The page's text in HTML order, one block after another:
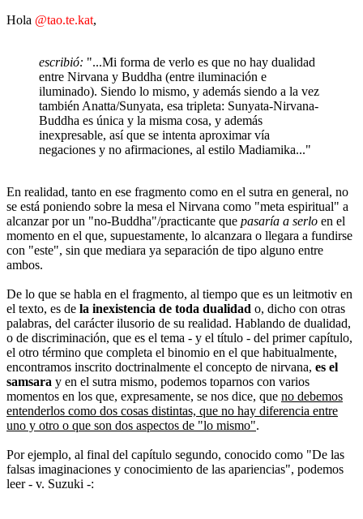
Hola @tao.te.kat,
escribió: "...Mi forma de verlo es que no hay dualidad
entre Nirvana y Buddha (entre iluminación e
iluminado). Siendo lo mismo, y además siendo a la vez
también Anatta/Sunyata, esa tripleta: Sunyata-Nirvana-
Buddha es única y la misma cosa, y además
inexpresable, así que se intenta aproximar vía
negaciones y no afirmaciones, al estilo Madiamika..."
En realidad, tanto en ese fragmento como en el sutra en general, no
se está poniendo sobre la mesa el Nirvana como "meta espiritual" a
alcanzar por un "no-Buddha"/practicante que pasaría a serlo en el
momento en el que, supuestamente, lo alcanzara o llegara a fundirse
con "este", sin que mediara ya separación de tipo alguno entre
ambos.
De lo que se habla en el fragmento, al tiempo que es un leitmotiv en
el texto, es de la inexistencia de toda dualidad o, dicho con otras
palabras, del carácter ilusorio de su realidad. Hablando de dualidad,
o de discriminación, que es el tema - y el título - del primer capítulo,
el otro término que completa el binomio en el que habitualmente,
encontramos inscrito doctrinalmente el concepto de nirvana, es el
samsara y en el sutra mismo, podemos toparnos con varios
momentos en los que, expresamente, se nos dice, que no debemos
entenderlos como dos cosas distintas, que no hay diferencia entre
uno y otro o que son dos aspectos de "lo mismo".
Por ejemplo, al final del capítulo segundo, conocido como "De las
falsas imaginaciones y conocimiento de las apariencias", podemos
leer - v. Suzuki -: